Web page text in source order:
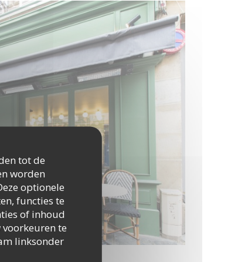
tot de
worden
optionele
functies te
of inhoud
voorkeuren te
linksonder